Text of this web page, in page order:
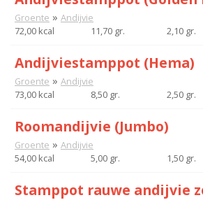
Groente » Andijvie
72,00 kcal
11,70 gr. 2,10 gr.
Andijviestamppot (Hema)
Groente » Andijvie
73,00 kcal
8,50 gr. 2,50 gr.
Roomandijvie (Jumbo)
Groente » Andijvie
54,00 kcal
5,00 gr. 1,50 gr.
Stamppot rauwe andijvie